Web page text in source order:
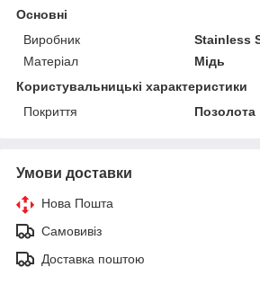
Основні
Виробник
Stainless
Матеріал
Мідь
Користувальницькі характеристики
Покриття
Позолота
Умови доставки
Нова Пошта
Самовивіз
Доставка поштою